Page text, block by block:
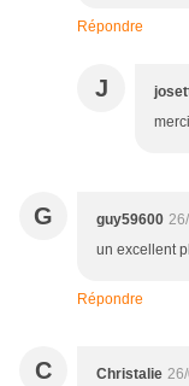
Répondre
J
G guy59600
un excellent
Répondre
C Christalie